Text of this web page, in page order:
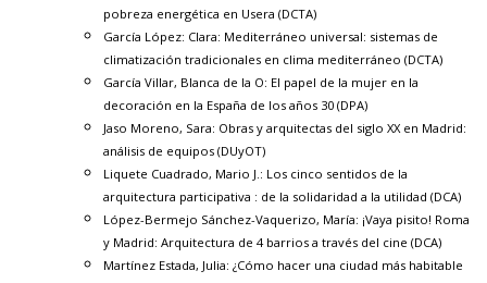
pobreza energética en Usera (DCTA)
García López: Clara: Mediterráneo universal: sistemas de
climatización tradicionales en clima mediterráneo (DCTA)
García Villar, Blanca de la O: El papel de la mujer en la
decoración en la España de los años 30 (DPA)
Jaso Moreno, Sara: Obras y arquitectas del siglo XX en Madrid:
análisis de equipos (DUyOT)
Liquete Cuadrado, Mario J.: Los cinco sentidos de la
arquitectura participativa : de la solidaridad a la utilidad (DCA)
López-Bermejo Sánchez-Vaquerizo, María: ¡Vaya pisito! Roma
y Madrid: Arquitectura de 4 barrios a través del cine (DCA)
Martínez Estada, Julia: ¿Cómo hacer una ciudad más habitable